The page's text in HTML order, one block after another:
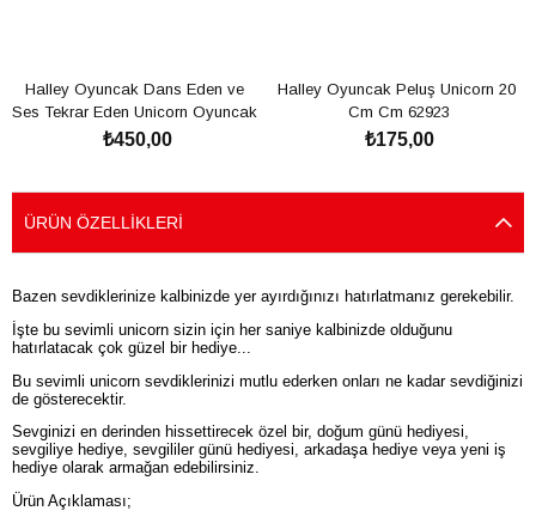
Halley Oyuncak Dans Eden ve
Ses Tekrar Eden Unicorn Oyuncak
50104
₺450,00
Halley Oyuncak Peluş Unicorn 20
Cm Cm 62923
₺175,00
ÜRÜN ÖZELLIKLERI
Bazen sevdiklerinize kalbinizde yer ayırdığınızı hatırlatmanız gerekebilir.
İşte bu sevimli unicorn sizin için her saniye kalbinizde olduğunu
hatırlatacak çok güzel bir hediye...
Bu sevimli unicorn sevdiklerinizi mutlu ederken onları ne kadar sevdiğinizi
de gösterecektir.
Sevginizi en derinden hissettirecek özel bir, doğum günü hediyesi,
sevgiliye hediye, sevgililer günü hediyesi, arkadaşa hediye veya yeni iş
hediye olarak armağan edebilirsiniz.
Ürün Açıklaması;